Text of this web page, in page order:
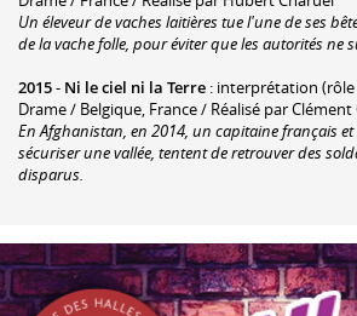
Un éleveur de vaches laitières tue l'une de ses
de la vache folle, pour éviter que les autorités ne
2015- Ni le ciel ni la Terre : interprétation (rôle
Drame / Belgique, France / Réalisé par
En Afghanistan, en 2014, un capitaine français
sécuriser une vallée, tentent de retrouver des
disparus.